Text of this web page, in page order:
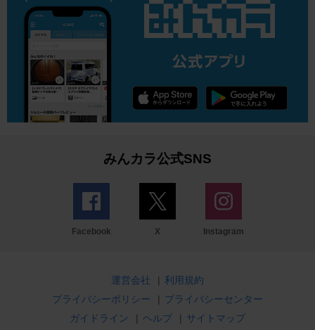
みんカラ公式SNS
Facebook X Instagram
運営会社 | 利用規約
プライバシーポリシー
| プライバシーセンター
ガイドライン
| ヘルプ | サイトマップ